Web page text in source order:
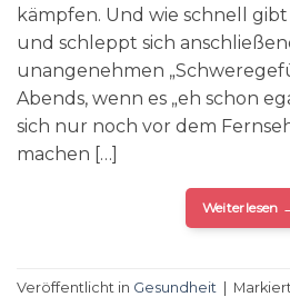
kämpfen. Und wie schnell
und schleppt sich
unangenehmen
Abends, wenn es „eh schon
sich nur noch vor dem
machen […]
Weiterlesen
Veröffentlicht in Gesundheit